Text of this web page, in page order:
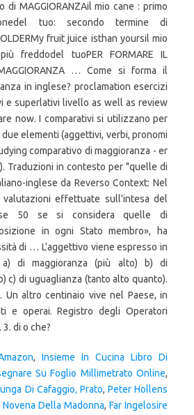
di MAGGIORANZAil mio cane : primo
tuo: secondo termine di
fruit juice isthan yoursil mio
freddodel tuoPER FORMARE IL
… Come si forma il
in inglese? proclamation esercizi
e superlativi livello as well as review
now. I comparativi si utilizzano per
elementi (aggettivi, verbi, pronomi
comparativo di maggioranza - er
Traduzioni in contesto per "quelle di
inglese da Reverso Context: Nel
effettuate sull'intesa del
50 se si considera quelle di
in ogni Stato membro», ha
di … L’aggettivo viene espresso in
a) di maggioranza (più alto) b) di
c) di uguaglianza (tanto alto quanto).
altro centinaio vive nel Paese, in
e operai. Registro degli Operatori
di o che?
, Insieme In Cucina Libro Di
Su Foglio Millimetrato Online,
Di Cafaggio, Prato, Peter Hollens
Novena Della Madonna, Far Ingelosire